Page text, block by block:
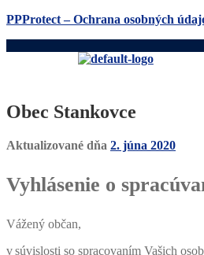
PPProtect – Ochrana osobných
Obec Stankovce
Aktualizované dňa 2. júna 2020
Vyhlásenie o
Vážený občan,
v súvislosti so spracovaním Vašich